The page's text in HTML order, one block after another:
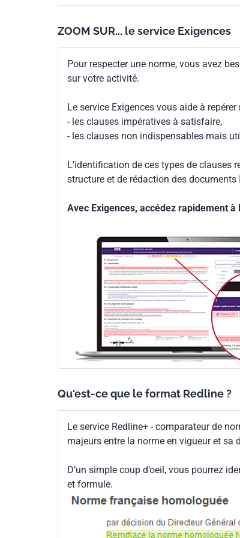
la même zone de danger n'est pas
Les distances de sécurité sont
NOTE 2 Le présent document n'est pas
grimpant par-dessus les structures de
ZOOM SUR... le service Exigences
Pour respecter une norme, vous avez
sur votre activité.
Le service Exigences vous aide à
- les clauses impératives à satisfaire,
- les clauses non indispensables mais
L’identification de ces types de clauses
structure et de rédaction des
Avec Exigences, accédez rapidement
Qu'est-ce que le format Redline ?
Le service Redline+ - comparateur de
majeurs entre la norme en vigueur et sa
D’un simple coup d’oeil, vous pourrez
et formule.